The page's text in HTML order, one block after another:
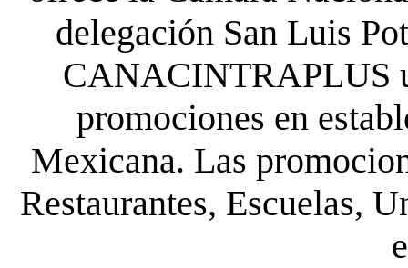
delegación San Luis
CANACINTRAPLUS
promociones en
Mexicana. Las
Restaurantes, Escuelas,